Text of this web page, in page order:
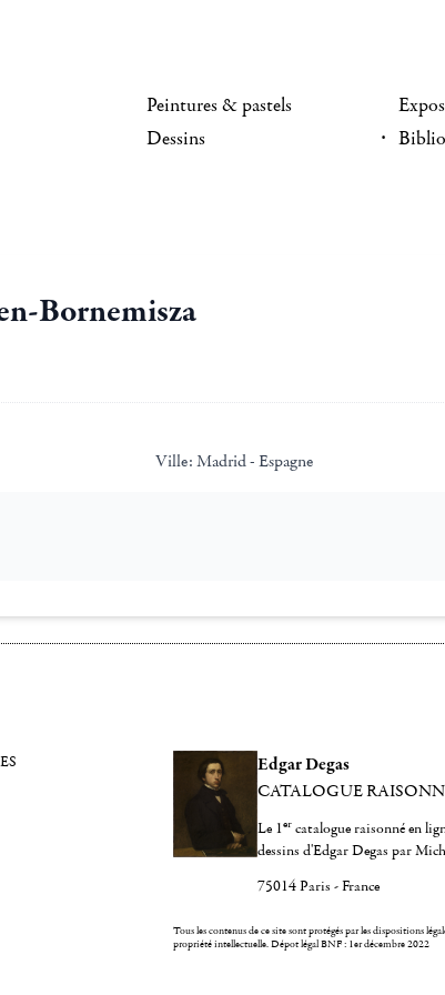
Peintures & pastels
Dessins
Bornemisza
Ville: Madrid - Espagne
Edgar Degas
CATALOGUE
Le 1er catalogue raisonné en
dessins d'Edgar Degas par
75014 Paris - France
Tous les contenus de ce site sont protégés par les dispositions
propriété intellectuelle.Dépot légal BNF : 1er décembre 2022